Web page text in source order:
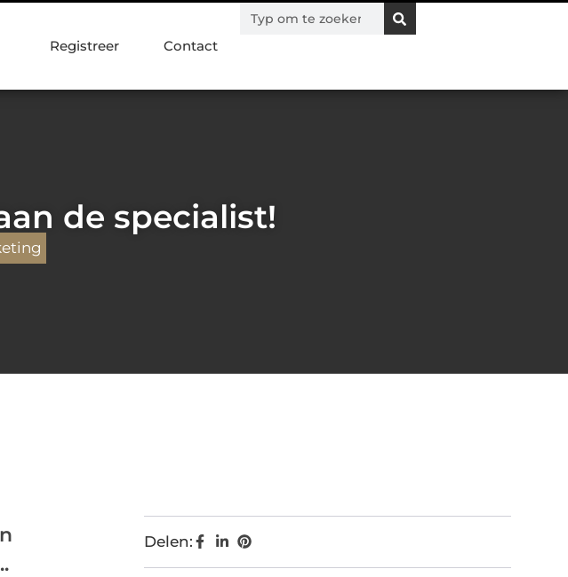
Registreer Contact
de specialist!
Delen: